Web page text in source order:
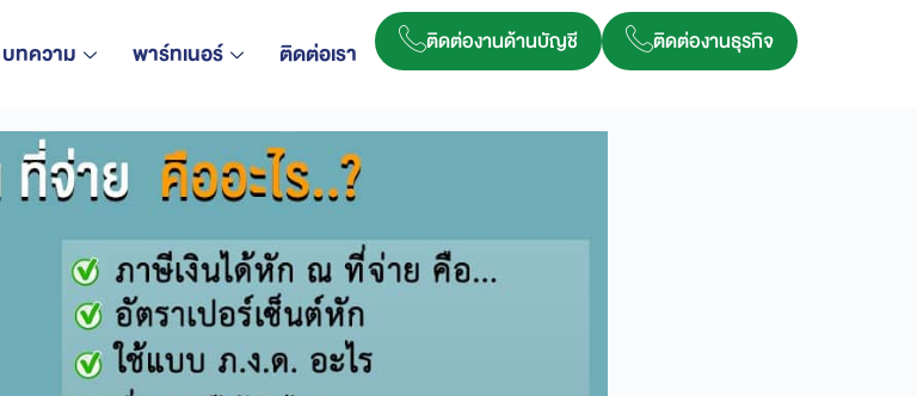
บทความ พาร์ทเนอร์ ติดต่อเรา ติดต่องานด้านบัญชี ติดต่องานธุรกิจ